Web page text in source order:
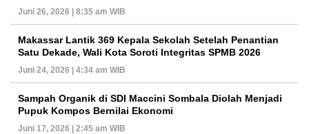
Juni 26, 2026 | 8:35 am WIB
Makassar Lantik 369 Kepala Sekolah Setelah Penantian
Satu Dekade, Wali Kota Soroti Integritas SPMB 2026
Juni 24, 2026 | 4:34 am WIB
Sampah Organik di SDI Maccini Sombala Diolah Menjadi
Pupuk Kompos Bernilai Ekonomi
Juni 17, 2026 | 2:45 am WIB